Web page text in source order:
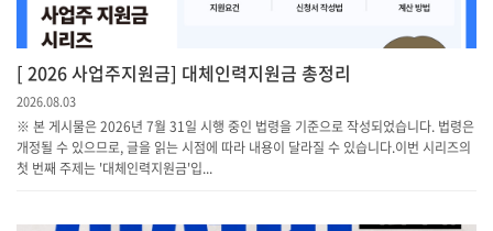
[ 2026 사업주지원금] 대체인력지원금 총정리
2026.08.03
※ 본 게시물은 2026년 7월 31일 시행 중인 법령을 기준으로 작성되었습니다. 법령은
개정될 수 있으므로, 글을 읽는 시점에 따라 내용이 달라질 수 있습니다.이번 시리즈의
첫 번째 주제는 '대체인력지원금'입...